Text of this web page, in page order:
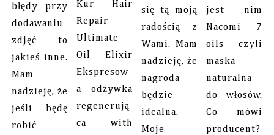
błędy przy
dodawaniu
zdjęć to
jakieś inne.
Mam
nadzieję, że
jeśli będę
robić
Kur Hair
Repair
Ultimate
Oil Elixir
Ekspresow
a odżywka
regenerują
ca with
się tą moją
radością z
Wami. Mam
nadzieję, że
nagroda
będzie
idealna.
Moje
jest nim
Nacomi 7
oils czyli
maska
naturalna
do włosów.
Co mówi
producent?